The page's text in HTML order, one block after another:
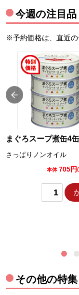
今週の注目品
※予約価格は、直近の
まぐろスープ煮缶4
さっぱりノンオイル
本体 705円
その他の特集